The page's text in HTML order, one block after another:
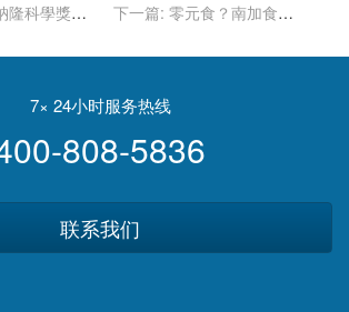
隆科學獎
下一篇: 零元食？南加食客
頻全都錄
7× 24小时服务热线
808-5836
联系我们